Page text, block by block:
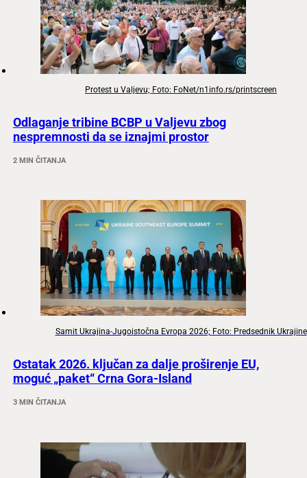
Protest u Valjevu; Foto: FoNet/n1info.rs/printscreen
Odlaganje tribine BCBP u Valjevu zbog
nespremnosti da se iznajmi prostor
2 MIN ČITANJA
Samit Ukrajina-Jugoistočna Evropa 2026; Foto: Predsednik Ukrajine
Ostatak 2026. ključan za dalje proširenje EU,
moguć „paket“ Crna Gora-Island
3 MIN ČITANJA